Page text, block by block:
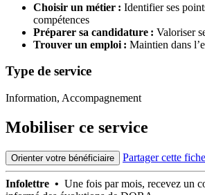
Choisir un métier : Identifier ses
compétences
Préparer sa candidature : Valoriser
Trouver un emploi : Maintien dans
Type de service
Information, Accompagnement
Mobiliser ce service
Orienter votre bénéficiaire Partager cette fiche
Infolettre • Une fois par mois, recevez un